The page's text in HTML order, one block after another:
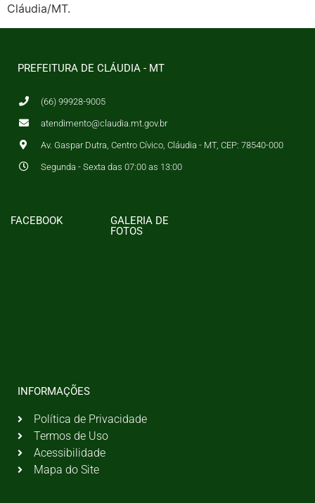
Cláudia/MT.
PREFEITURA DE CLÁUDIA - MT
(66) 99928-9005
atendimento@claudia.mt.gov.br
Av. Gaspar Dutra, Centro Cívico, Cláudia - MT, CEP: 78540-000
Segunda - Sexta das 07:00 as 13:00
FACEBOOK
GALERIA DE
FOTOS
INFORMAÇÕES
Política de Privacidade
Termos de Uso
Acessibilidade
Mapa do Site